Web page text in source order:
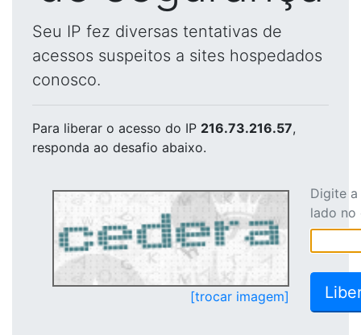
Seu IP fez diversas tentativas de
acessos suspeitos a sites hospedados
conosco.
Para liberar o acesso do IP 216.73.216.57,
responda ao desafio abaixo.
[trocar imagem]
Digite
lado no